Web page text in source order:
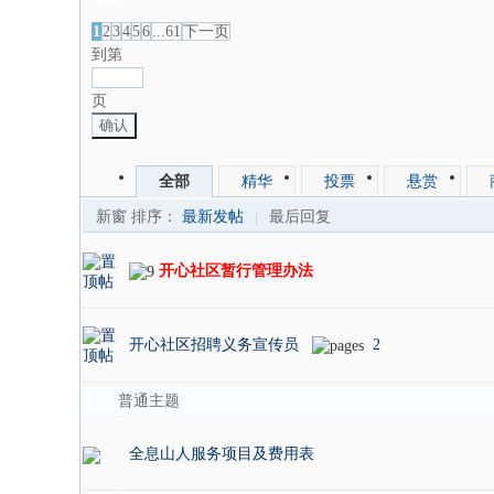
1 23456 ...61 下一页
到第
页
确认
全部 精华 投票 悬赏
新窗 排序： 最新发帖 最后回复
开心社区暂行管理办法
开心社区招聘义务宣传员 2
普通主题
全息山人服务项目及费用表